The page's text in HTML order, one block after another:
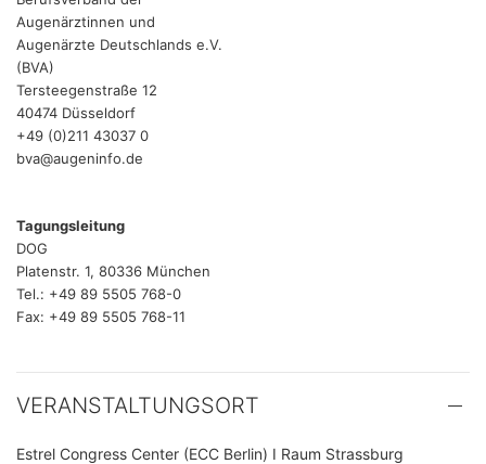
Augenärztinnen und
Augenärzte Deutschlands e.V.
(BVA)
Tersteegenstraße 12
40474 Düsseldorf
+49 (0)211 43037 0
bva@augeninfo.de
Tagungsleitung
DOG
Platenstr. 1, 80336 München
Tel.: +49 89 5505 768-0
Fax: +49 89 5505 768-11
VERANSTALTUNGSORT
Estrel Congress Center (ECC Berlin) I Raum Strassburg